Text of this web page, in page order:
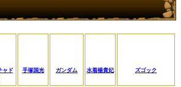
ャド
手塚国光 ガンダム 水着楊貴妃 ズゴック